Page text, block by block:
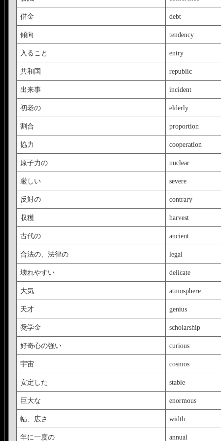
借金 debt
傾向 tendency
入ること entry
共和国 republic
出来事 incident
初老の elderly
割合 proportion
協力 cooperation
原子力の nuclear
厳しい severe
反対の contrary
収穫 harvest
古代の ancient
合法の、法律の legal
壊れやすい delicate
大気 atmosphere
天才 genius
奨学金 scholarship
好奇心の強い curious
宇宙 cosmos
安定した stable
巨大な enormous
幅、広さ width
年に一度の annual